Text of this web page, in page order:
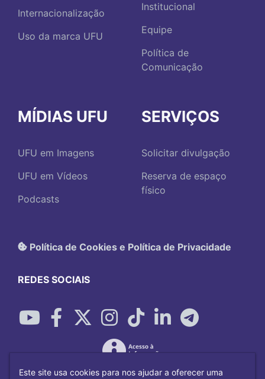
Internacionalização
Uso da marca UFU
Institucional
Equipe
Política de
Comunicação
MÍDIAS UFU
UFU em Imagens
UFU em Vídeos
Podcasts
SERVIÇOS
Solicitar divulgação
Reserva de espaço
físico
Política de Cookies e Política de Privacidade
REDES SOCIAIS
Este site usa cookies para nos ajudar a oferecer uma